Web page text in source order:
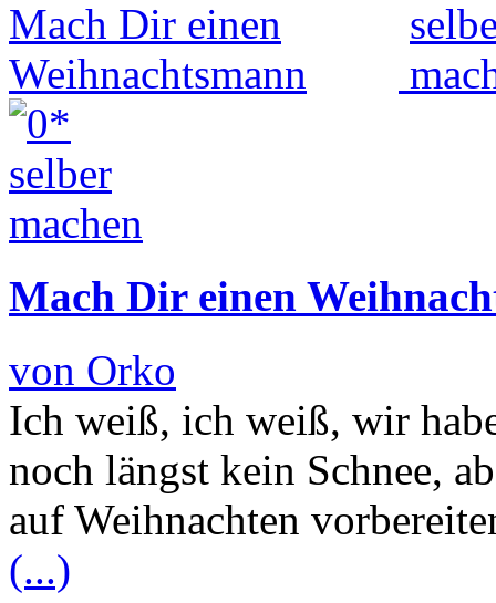
Mach Dir einen
von Orko
Ich weiß, ich weiß, wir
noch längst kein Schnee,
auf Weihnachten
(...)